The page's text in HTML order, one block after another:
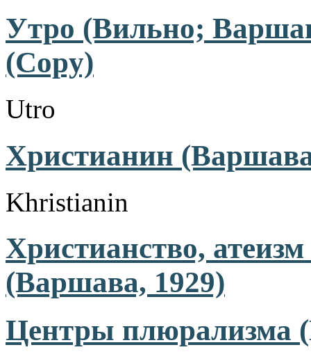
Утро (Вильно;
(Copy)
Utro
Христианин
Khristianin
Христианство,
(Варшава, 1929)
Центры плюрализма